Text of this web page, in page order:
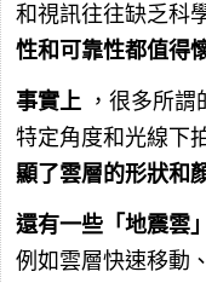
和視訊往往缺乏科
性和可靠性都值得
事實上
，很多所
特定角度和光線下
顯了雲層的形狀和
還有一些「地震雲
例如雲層快速移動